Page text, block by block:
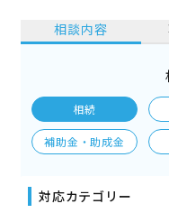
相談内容
相続
補助金・助成金
対応カテゴリー